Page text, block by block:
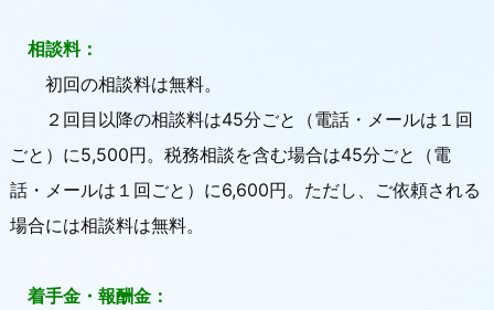
相談料：
初回の相談料は無料。
２回目以降の相談料は45分ごと（電話・メールは１回
ごと）に5,500円。税務相談を含む場合は45分ごと（電
話・メールは１回ごと）に6,600円。ただし、ご依頼される
場合には相談料は無料。
着手金・報酬金：